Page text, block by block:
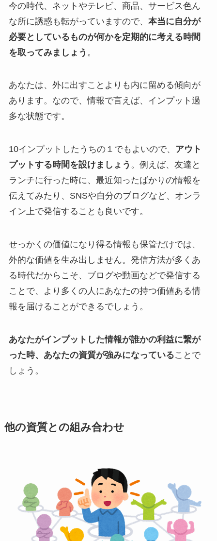
今の時代、ネットやテレビ、商品、サービス色ん
な所に誘惑も転がっていますので、 本当に自分が
必要としているものが何かを定期的に考える時間
を取ってみましょう 。
あなたは、外に出すことよりも内に留める傾向が
あります。なので、情報で言えば、インプット過
多な状態です。
10インプットしたうちの１でもよいので、 アウト
プットする時間を設けましょう 。例えば、友達と
ランチに行った時に、最近知ったばかりの情報を
伝えてみたり、SNSや自分のブログなど、オンラ
イン上で発信することも良いです。
せっかくの価値になり得る情報も保管だけでは、
外的な価値を生み出しません。発信方法が多くあ
る時代だからこそ、ブログや動画などで発信する
ことで、より多くの人にあなたの持つ価値ある情
報を届けることができるでしょう。
あなたがインプットした情報が誰かの利益に繋が
った時、あなたの資質が強みになっていることで
しょう。
他の資質との組み合わせ